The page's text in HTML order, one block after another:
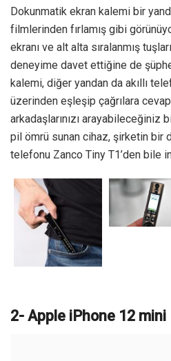
Dokunmatik ekran kalemi bir
filmlerinden fırlamış gibi
ekranı ve alt alta sıralanmış
deneyime davet ettiğine de
kalemi, diğer yandan da akıllı
üzerinden eşleşip çağrılara
arkadaşlarınızı arayabileceğiniz
pil ömrü sunan cihaz, şirketin bir
telefonu Zanco Tiny T1’den bile
2- Apple iPhone 12 mini